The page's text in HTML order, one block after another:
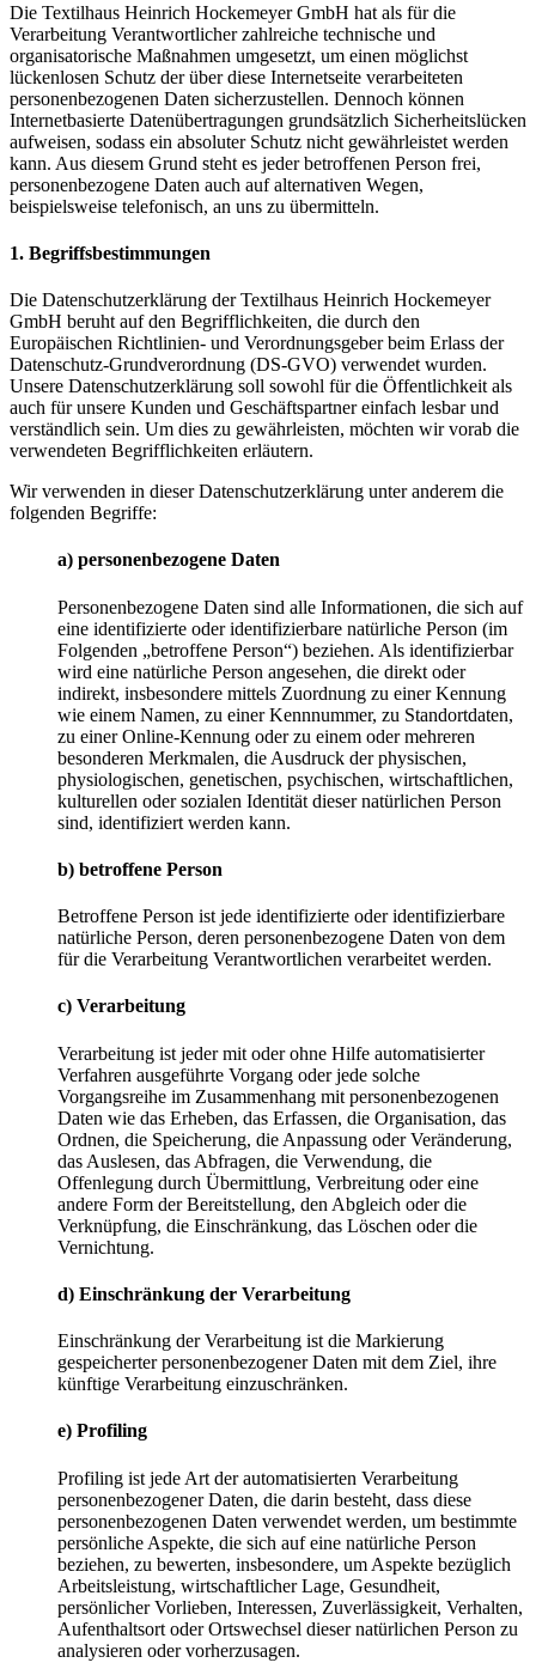
Die Textilhaus Heinrich Hockemeyer GmbH hat als für die
Verarbeitung Verantwortlicher zahlreiche technische und
organisatorische Maßnahmen umgesetzt, um einen möglichst
lückenlosen Schutz der über diese Internetseite verarbeiteten
personenbezogenen Daten sicherzustellen. Dennoch können
Internetbasierte Datenübertragungen grundsätzlich Sicherheitslücken
aufweisen, sodass ein absoluter Schutz nicht gewährleistet werden
kann. Aus diesem Grund steht es jeder betroffenen Person frei,
personenbezogene Daten auch auf alternativen Wegen,
beispielsweise telefonisch, an uns zu übermitteln.
1. Begriffsbestimmungen
Die Datenschutzerklärung der Textilhaus Heinrich Hockemeyer
GmbH beruht auf den Begrifflichkeiten, die durch den
Europäischen Richtlinien- und Verordnungsgeber beim Erlass der
Datenschutz-Grundverordnung (DS-GVO) verwendet wurden.
Unsere Datenschutzerklärung soll sowohl für die Öffentlichkeit als
auch für unsere Kunden und Geschäftspartner einfach lesbar und
verständlich sein. Um dies zu gewährleisten, möchten wir vorab die
verwendeten Begrifflichkeiten erläutern.
Wir verwenden in dieser Datenschutzerklärung unter anderem die
folgenden Begriffe:
a) personenbezogene Daten
Personenbezogene Daten sind alle Informationen, die sich auf
eine identifizierte oder identifizierbare natürliche Person (im
Folgenden „betroffene Person“) beziehen. Als identifizierbar
wird eine natürliche Person angesehen, die direkt oder
indirekt, insbesondere mittels Zuordnung zu einer Kennung
wie einem Namen, zu einer Kennnummer, zu Standortdaten,
zu einer Online-Kennung oder zu einem oder mehreren
besonderen Merkmalen, die Ausdruck der physischen,
physiologischen, genetischen, psychischen, wirtschaftlichen,
kulturellen oder sozialen Identität dieser natürlichen Person
sind, identifiziert werden kann.
b) betroffene Person
Betroffene Person ist jede identifizierte oder identifizierbare
natürliche Person, deren personenbezogene Daten von dem
für die Verarbeitung Verantwortlichen verarbeitet werden.
c) Verarbeitung
Verarbeitung ist jeder mit oder ohne Hilfe automatisierter
Verfahren ausgeführte Vorgang oder jede solche
Vorgangsreihe im Zusammenhang mit personenbezogenen
Daten wie das Erheben, das Erfassen, die Organisation, das
Ordnen, die Speicherung, die Anpassung oder Veränderung,
das Auslesen, das Abfragen, die Verwendung, die
Offenlegung durch Übermittlung, Verbreitung oder eine
andere Form der Bereitstellung, den Abgleich oder die
Verknüpfung, die Einschränkung, das Löschen oder die
Vernichtung.
d) Einschränkung der Verarbeitung
Einschränkung der Verarbeitung ist die Markierung
gespeicherter personenbezogener Daten mit dem Ziel, ihre
künftige Verarbeitung einzuschränken.
e) Profiling
Profiling ist jede Art der automatisierten Verarbeitung
personenbezogener Daten, die darin besteht, dass diese
personenbezogenen Daten verwendet werden, um bestimmte
persönliche Aspekte, die sich auf eine natürliche Person
beziehen, zu bewerten, insbesondere, um Aspekte bezüglich
Arbeitsleistung, wirtschaftlicher Lage, Gesundheit,
persönlicher Vorlieben, Interessen, Zuverlässigkeit, Verhalten,
Aufenthaltsort oder Ortswechsel dieser natürlichen Person zu
analysieren oder vorherzusagen.